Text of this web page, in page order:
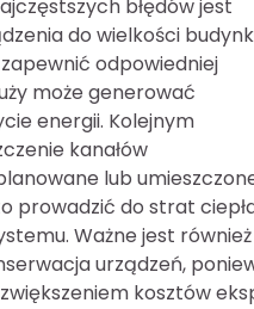
błędów jest
do wielkości
odpowiedniej
może generować
energii. Kolejnym
kanałów
lub
prowadzić do strat
Ważne jest również
urządzeń,
kosztów